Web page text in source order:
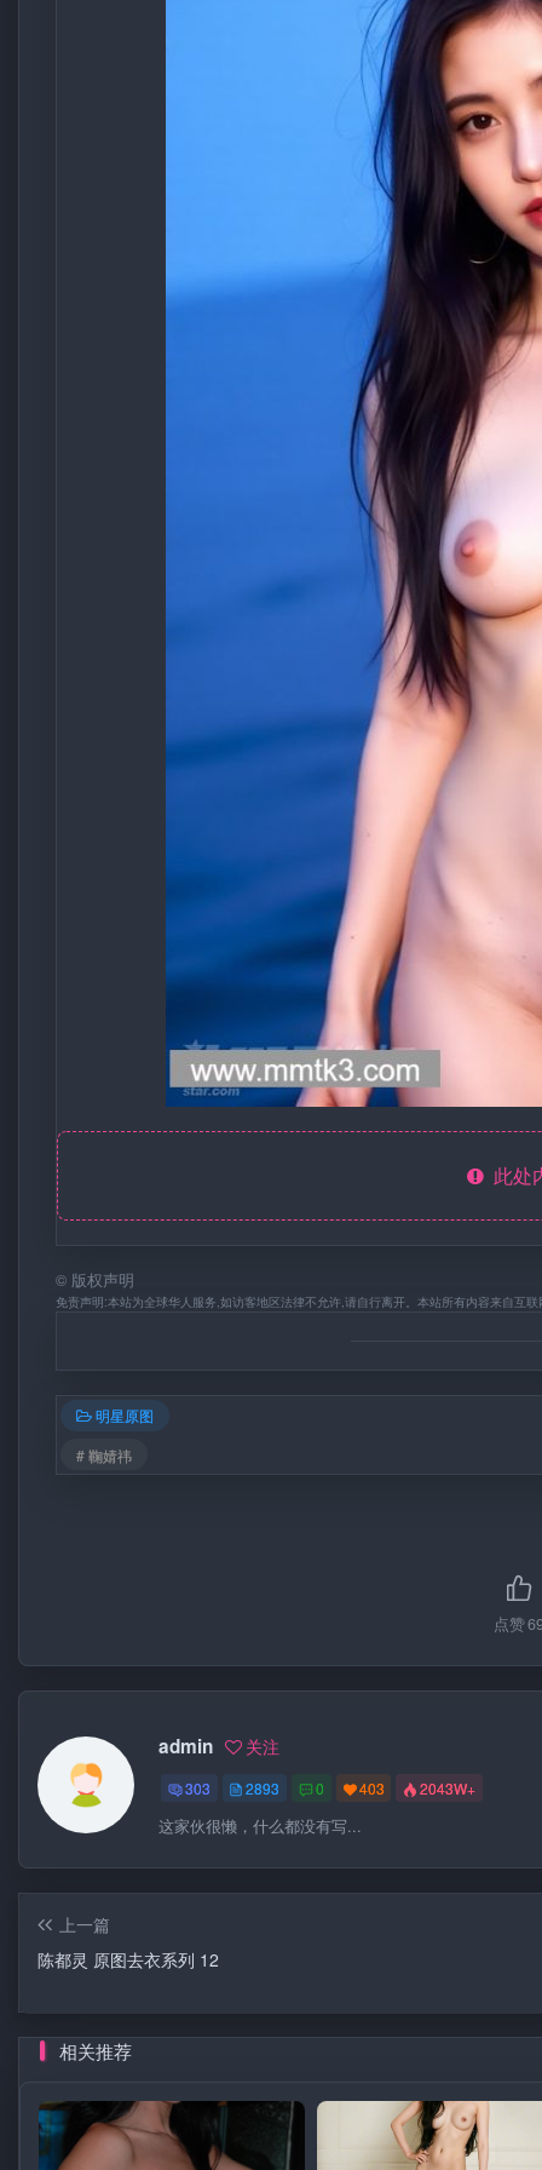
此处
© 版权声明
免责声明:本站为全球华人服务,如访客地区法律不允许,请自行离开。本站所有内容来自互
明星原图
# 鞠婧祎
点赞
admin 关注
303 2893 0 403 2043W+
这家伙很懒，什么都没有写...
上一篇
陈都灵 原图去衣系列 12
相关推荐